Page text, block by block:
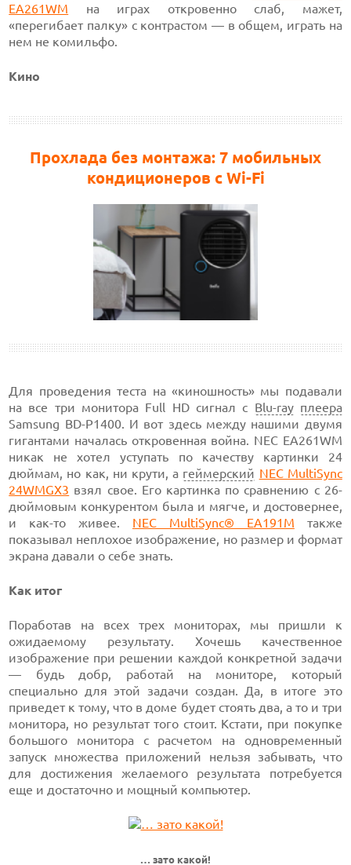
EA261WM на играх откровенно слаб, мажет,
«перегибает палку» с контрастом — в общем, играть на
нем не комильфо.
Кино
Прохлада без монтажа: 7 мобильных
кондиционеров с Wi-Fi
Для проведения теста на «киношность» мы подавали
на все три монитора Full HD сигнал с Blu-ray плеера
Samsung BD-P1400. И вот здесь между нашими двумя
гигантами началась откровенная война. NEC EA261WM
никак не хотел уступать по качеству картинки 24
дюймам, но как, ни крути, а геймерский NEC MultiSync
24WMGX3 взял свое. Его картинка по сравнению с 26-
дюймовым конкурентом была и мягче, и достовернее,
и как-то живее. NEC MultiSync® EA191M также
показывал неплохое изображение, но размер и формат
экрана давали о себе знать.
Как итог
Поработав на всех трех мониторах, мы пришли к
ожидаемому результату. Хочешь качественное
изображение при решении каждой конкретной задачи
— будь добр, работай на мониторе, который
специально для этой задачи создан. Да, в итоге это
приведет к тому, что в доме будет стоять два, а то и три
монитора, но результат того стоит. Кстати, при покупке
большого монитора с расчетом на одновременный
запуск множества приложений нельзя забывать, что
для достижения желаемого результата потребуется
еще и достаточно и мощный компьютер.
… зато какой!